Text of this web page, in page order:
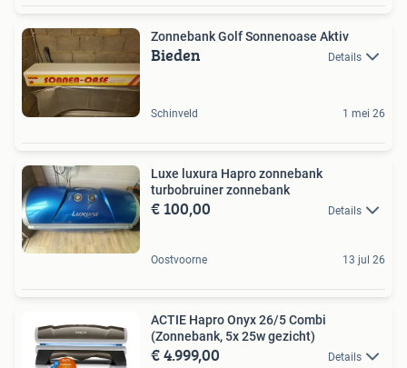
Zonnebank Golf Sonnenoase Aktiv
Bieden Details
Schinveld 1 mei 26
Luxe luxura Hapro zonnebank
turbobruiner zonnebank
€ 100,00 Details
Oostvoorne 13 jul 26
ACTIE Hapro Onyx 26/5 Combi
(Zonnebank, 5x 25w gezicht)
€ 4.999,00 Details